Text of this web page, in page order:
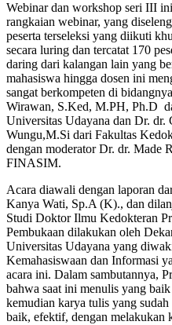
Webinar dan workshop seri III
rangkaian webinar, yang
peserta terseleksi yang diikuti
secara luring dan tercatat 170
daring dari kalangan lain yang
mahasiswa hingga dosen ini
sangat berkompeten di
Wirawan, S.Ked, M.PH, Ph.D
Universitas Udayana dan Dr.
Wungu,M.Si dari Fakultas
dengan moderator Dr. dr. Made
FINASIM.
Acara diawali dengan laporan
Kanya Wati, Sp.A (K)., dan
Studi Doktor Ilmu Kedokteran
Pembukaan dilakukan oleh
Universitas Udayana yang
Kemahasiswaan dan Informasi
acara ini. Dalam sambutannya,
bahwa saat ini menulis yang
kemudian karya tulis yang
baik, efektif, dengan melakukan